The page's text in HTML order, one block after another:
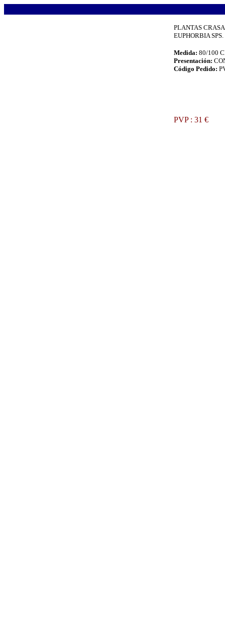
PLANTAS
EUPHORBIA
Medida: 80/100
Presentación:
Código Pedido:
PVP : 31 €